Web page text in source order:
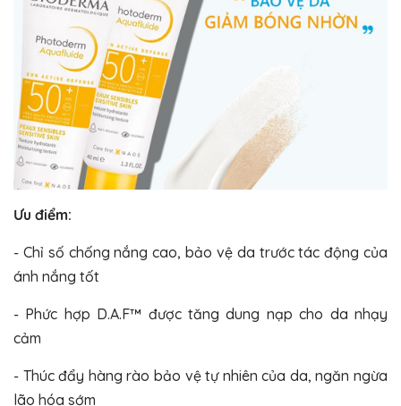
Ưu điểm:
- Chỉ số chống nắng cao, bảo vệ da trước tác động của
ánh nắng tốt
- Phức hợp D.A.F™ được tăng dung nạp cho da nhạy
cảm
- Thúc đẩy hàng rào bảo vệ tự nhiên của da, ngăn ngừa
lão hóa sớm